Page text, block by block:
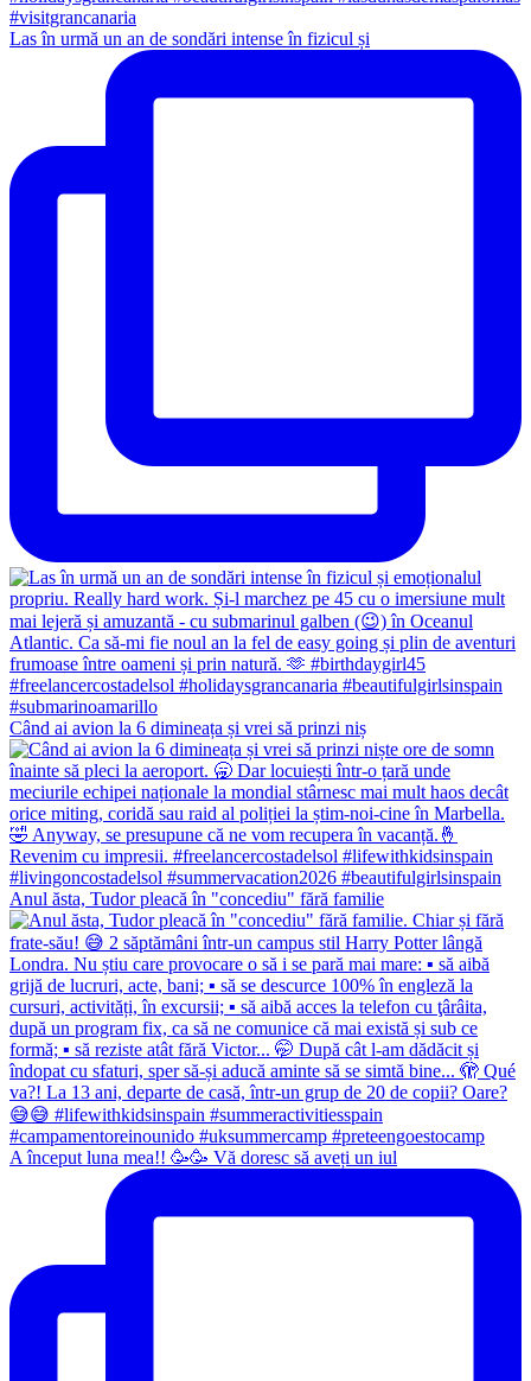
Las în urmă un an de sondări intense în fizicul și
Când ai avion la 6 dimineața și vrei să prinzi niș
Anul ăsta, Tudor pleacă în "concediu" fără familie
A început luna mea!! 🥳🥳 Vă doresc să aveți un iul